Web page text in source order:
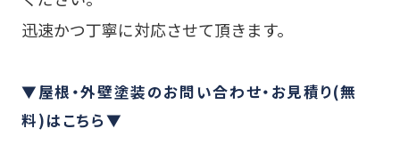
迅速かつ丁寧に対応させて頂きます。
▼屋根・外壁塗装のお問い合わせ・お見積り(無
料)はこちら▼